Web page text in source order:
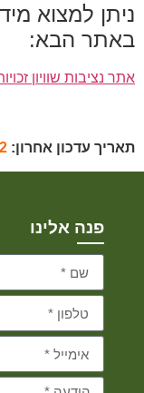
ניתן למצוא
באתר הבא:
אתר נציבות שוויון
תאריך עדכון אחרון:
פנה אלינו